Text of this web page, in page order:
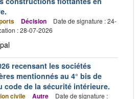
Décision
Date de signature : 24-
: 28-07-2026
recensant les sociétés
mentionnés au 4° bis de
code de la sécurité intérieure.
civile Autre
Date de signature :